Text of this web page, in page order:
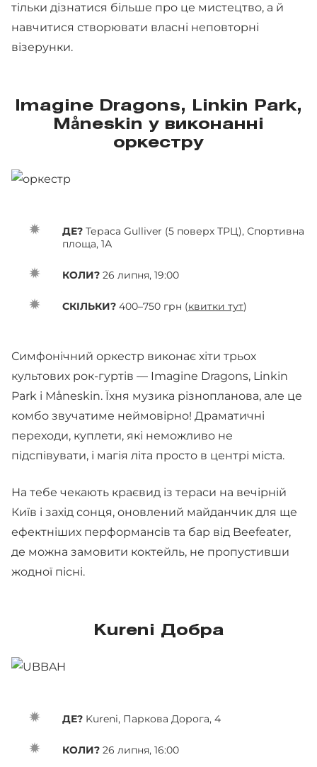
тільки дізнатися більше про це мистецтво, а й
навчитися створювати власні неповторні
візерунки.
Imagine Dragons, Linkin Park,
Måneskin у виконанні
оркестру
ДЕ? Тераса Gulliver (5 поверх ТРЦ), Спортивна
площа, 1А
КОЛИ? 26 липня, 19:00
СКІЛЬКИ? 400–750 грн (квитки тут)
Симфонічний оркестр виконає хіти трьох
культових рок-гуртів — Imagine Dragons, Linkin
Park і Måneskin. Їхня музика різнопланова, але це
комбо звучатиме неймовірно! Драматичні
переходи, куплети, які неможливо не
підспівувати, і магія літа просто в центрі міста.
На тебе чекають краєвид із тераси на вечірній
Київ і захід сонця, оновлений майданчик для ще
ефектніших перформансів та бар від Beefeater,
де можна замовити коктейль, не пропустивши
жодної пісні.
Kureni Добра
ДЕ? Kureni, Паркова Дорога, 4
КОЛИ? 26 липня, 16:00